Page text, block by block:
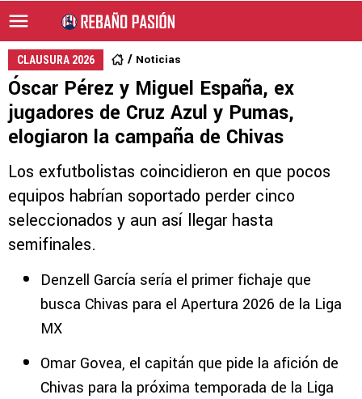
CLAUSURA 2026 Noticias
Óscar Pérez y Miguel España, ex
jugadores de Cruz Azul y Pumas,
elogiaron la campaña de Chivas
Los exfutbolistas coincidieron en que pocos
equipos habrían soportado perder cinco
seleccionados y aun así llegar hasta
semifinales.
Denzell García sería el primer fichaje que
busca Chivas para el Apertura 2026 de la Liga
MX
Omar Govea, el capitán que pide la afición de
Chivas para la próxima temporada de la Liga